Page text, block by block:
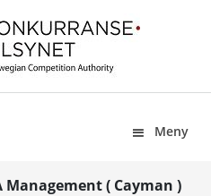
Meny
Management ( Cayman )